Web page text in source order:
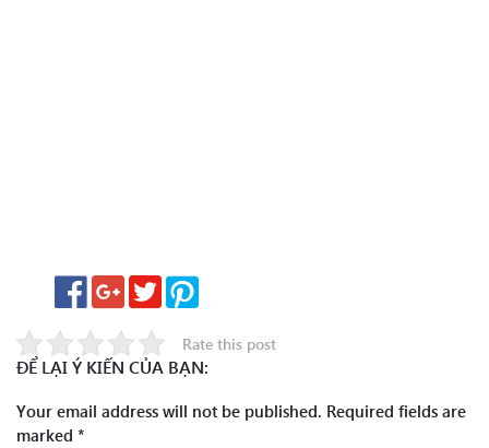
Rate this post
ĐỂ LẠI Ý KIẾN CỦA BẠN:
Your email address will not be published. Required fields are
marked *